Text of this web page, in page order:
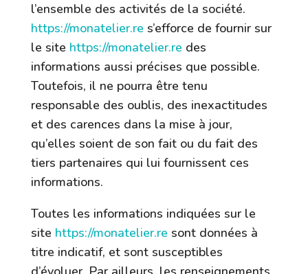
l’ensemble des activités de la société.
https://monatelier.re s’efforce de fournir sur
le site https://monatelier.re des
informations aussi précises que possible.
Toutefois, il ne pourra être tenu
responsable des oublis, des inexactitudes
et des carences dans la mise à jour,
qu’elles soient de son fait ou du fait des
tiers partenaires qui lui fournissent ces
informations.
Toutes les informations indiquées sur le
site https://monatelier.re sont données à
titre indicatif, et sont susceptibles